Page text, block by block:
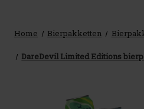
Home Bierpakketten
DareDevil Limited Editions